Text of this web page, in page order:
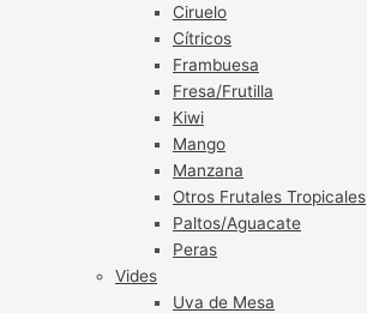
Ciruelo
Cítricos
Frambuesa
Fresa/Frutilla
Kiwi
Mango
Manzana
Otros Frutales Tropicales
Paltos/Aguacate
Peras
Vides
Uva de Mesa